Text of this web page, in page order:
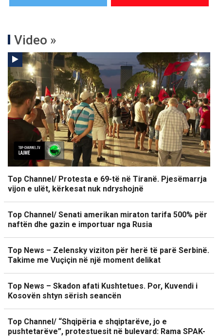
Video »
Top Channel/ Protesta e 69-të në Tiranë. Pjesëmarrja
vijon e ulët, kërkesat nuk ndryshojnë
Top Channel/ Senati amerikan miraton tarifa 500% për
naftën dhe gazin e importuar nga Rusia
Top News – Zelensky viziton për herë të parë Serbinë.
Takime me Vuçiçin në një moment delikat
Top News – Skadon afati Kushtetues. Por, Kuvendi i
Kosovën shtyn sërish seancën
Top Channel/ “Shqipëria e shqiptarëve, jo e
pushtetarëve”, protestuesit në bulevard: Rama SPAK-